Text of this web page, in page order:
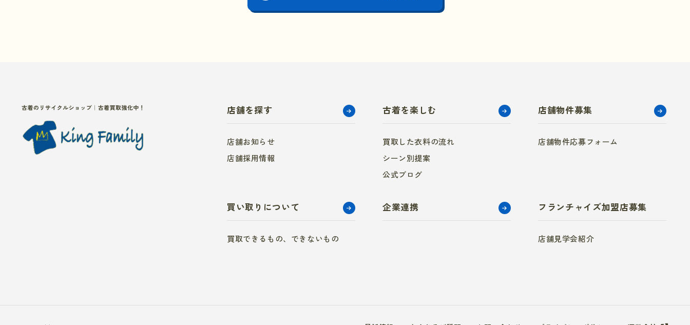
店舗を探す
店舗お知らせ
店舗採用情報
古着を楽しむ
買取した衣料の流れ
シーン別提案
公式ブログ
店舗物件募集
店舗物件応募フォーム
買い取りについて
買取できるもの、できないもの
企業連携 フランチャイズ加盟店募集
店舗見学会紹介